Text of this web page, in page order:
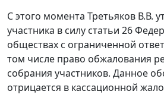
С этого момента Третьяков В.В.
участника в силу статьи 26
обществах с ограниченной
том числе право обжалования
собрания участников. Данное
отрицается в кассационной